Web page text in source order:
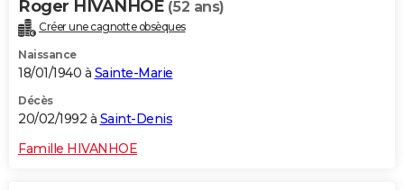
Roger HIVANHOE (52 ans)
Créer une cagnotte obsèques
Naissance
18/01/1940 à Sainte-Marie
Décès
20/02/1992 à Saint-Denis
Famille HIVANHOE